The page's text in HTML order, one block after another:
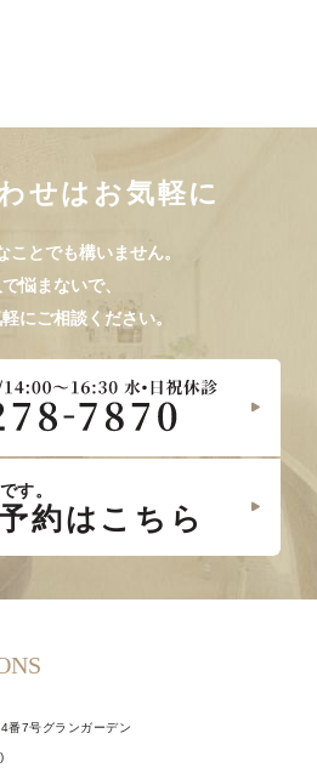
せはお気軽に
ことでも構いません。
悩まないで、
にご相談ください。
番7号グランガーデン